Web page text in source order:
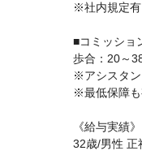
※社内規定有
■コミッショ
歩合：20～
※アシスタン
※最低保障も
《給与実績》
32歳/男性 正